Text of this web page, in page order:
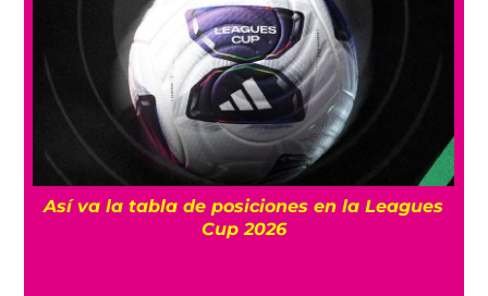
Así va la tabla de posiciones en la Leagues
Cup 2026